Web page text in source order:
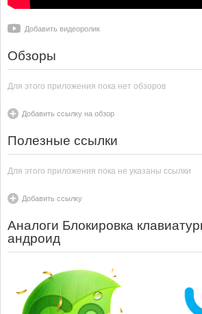
Добавить видеоролик
Обзоры
Для этого приложения пока нет обзоров
Добавить ссылку на обзор
Полезные ссылки
Для этого приложения пока не указаны ссылки
Добавить ссылку
Аналоги Блокировка
андроид